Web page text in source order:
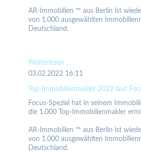
AR-Immobilien ™ aus Berlin ist
von 1.000 ausgewählten
Deutschland.
Weiterlesen …Top-
Immobilienmakler
laut
Focus-
Business
03.02.2022 16:11
Top-Immobilienmakler 2022 laut
Focus-Spezial hat in seinem
die 1.000 Top-Immobilienmakler
AR-Immobilien ™ aus Berlin ist
von 1.000 ausgewählten
Deutschland.